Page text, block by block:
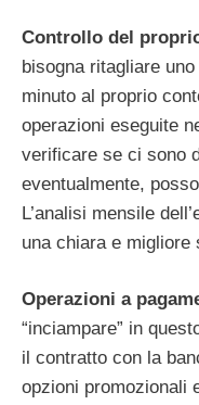
Controllo del
bisogna ritagliare
minuto al proprio
operazioni eseguite
verificare se ci sono
eventualmente,
L’analisi mensile
una chiara e migliore
Operazioni a
“inciampare” in
il contratto con la
opzioni promozionali